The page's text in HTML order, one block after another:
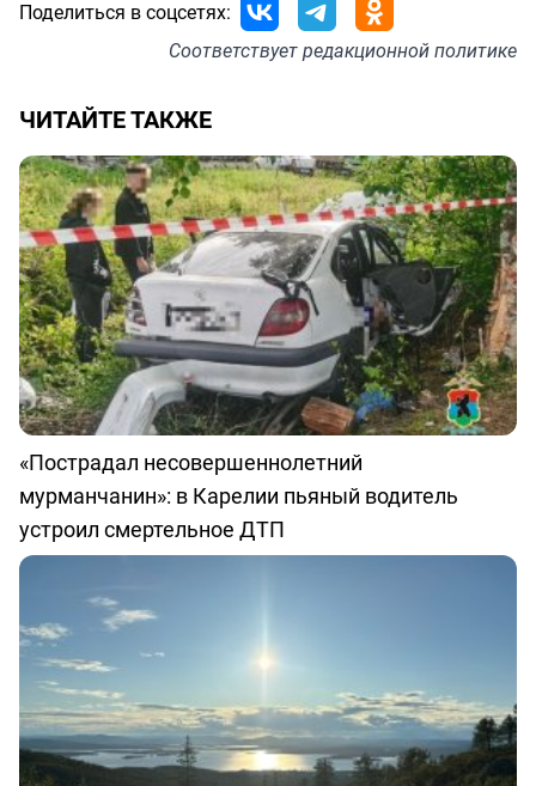
Поделиться в соцсетях:
Соответствуетредакционной политике
ЧИТАЙТЕ ТАКЖЕ
«Пострадал несовершеннолетний
мурманчанин»: в Карелии пьяный водитель
устроил смертельное ДТП